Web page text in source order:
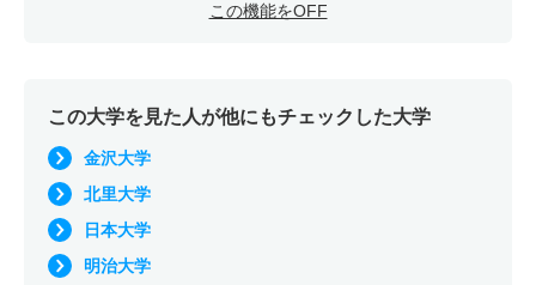
この機能をOFF
この大学を見た人が他にもチェックした大学
金沢大学
北里大学
日本大学
明治大学